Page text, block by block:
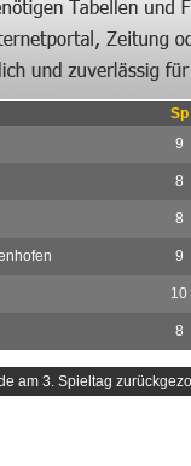
Sp
9
8
8
9
10
8
am 3. Spieltag